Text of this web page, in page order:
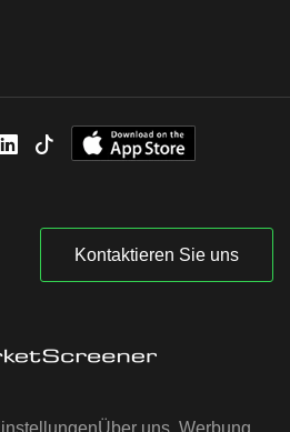
Kontaktieren Sie uns
Über uns Werbung